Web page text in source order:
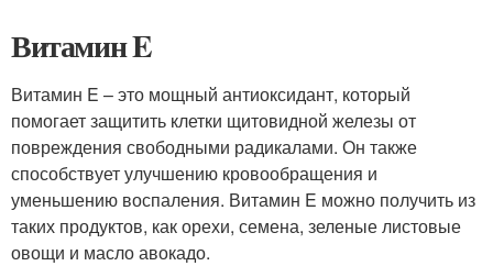
Витамин E
Витамин E – это мощный антиоксидант, который
помогает защитить клетки щитовидной железы от
повреждения свободными радикалами. Он также
способствует улучшению кровообращения и
уменьшению воспаления. Витамин E можно получить из
таких продуктов, как орехи, семена, зеленые листовые
овощи и масло авокадо.